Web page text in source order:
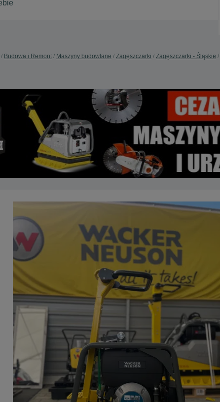
Budowa i Remont Maszyny budowlane Zagęszczarki Zagęszczarki - Śląskie